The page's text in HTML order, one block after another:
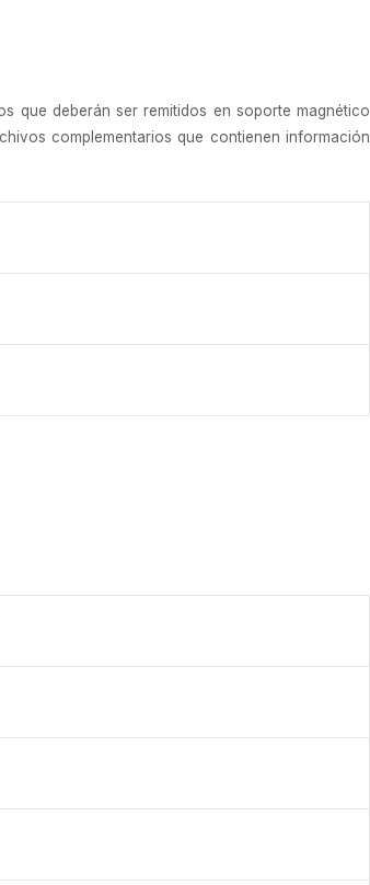
que deberán ser remitidos en soporte magnético
complementarios que contienen información